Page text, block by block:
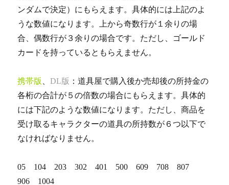
ンダムで決定）にもらえます。具体的には上記のよ
うな数値になります。上から奇数行が１余りの場
合、偶数行が３余りの場合です。ただし、ゴールド
カードを持っているともらえません。
携帯版 、DL版 ：道具屋で購入後か売却後の所持金の
各桁の合計が５の倍数の場合にもらえます。具体的
には下記のような数値になります。ただし、商品を
受け取るキャラクターの道具の所持数が６つ以下で
なければなりません。
05 104 203 302 401 500 609 708 807
906 1004